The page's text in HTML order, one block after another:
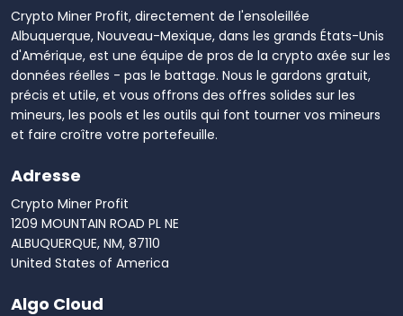
Crypto Miner Profit, directement de l'ensoleillée
Albuquerque, Nouveau-Mexique, dans les grands États-Unis
d'Amérique, est une équipe de pros de la crypto axée sur les
données réelles - pas le battage. Nous le gardons gratuit,
précis et utile, et vous offrons des offres solides sur les
mineurs, les pools et les outils qui font tourner vos mineurs
et faire croître votre portefeuille.
Adresse
Crypto Miner Profit
1209 MOUNTAIN ROAD PL NE
ALBUQUERQUE, NM, 87110
United States of America
Algo Cloud